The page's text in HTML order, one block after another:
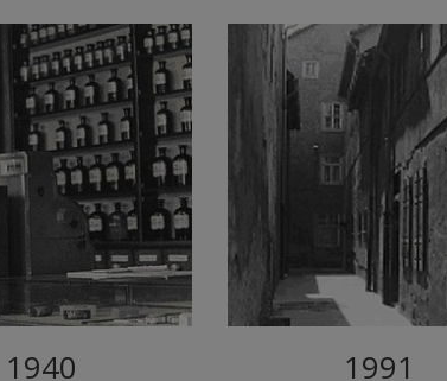
1940 1991